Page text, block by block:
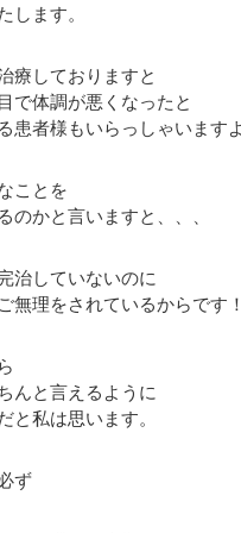
します。
療しておりますと
で体調が悪くなったと
患者様もいらっしゃいますよ
ことを
のかと言いますと、、、
治していないのに
無理をされているからです！
んと言えるように
と私は思います。
ず